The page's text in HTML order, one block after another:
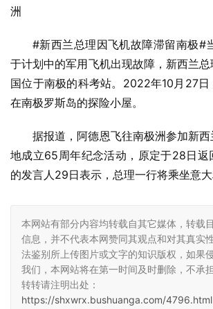
洲
#新西兰总理因飞机故障滞留南极#
于计划中的军用飞机出现故障，新西兰
国位于南极的科考站。2022年10月27日
在南极罗斯岛的探险小屋。
据报道，阿德恩飞往南极洲参加新
地成立65周年纪念活动，原定于28日返
的发言人29日表示，总理一行将乘坐意大
本网站有部分内容均转载自其它媒体，转载
信息，并不代表本网赞同其观点和对其真实
法鉴别所上传图片或文字的知识版权，如果
我们，本网站将在第一时间及时删除，不承
转转请注明出处：
https://shxwrx.bushuanga.com/4796.html